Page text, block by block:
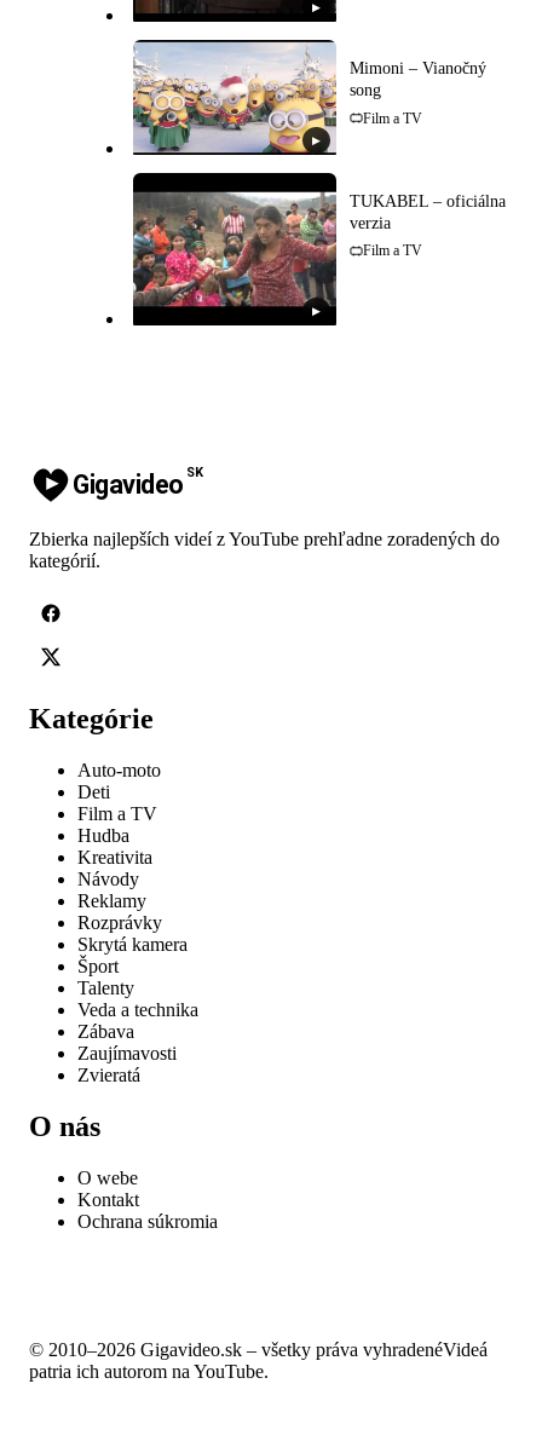
▶
▶
Mimoni – Vianočný
song
Film a TV
▶
TUKABEL – oficiálna
verzia
Film a TV
Gigavideo SK
Zbierka najlepších videí z YouTube prehľadne zoradených do
kategórií.
Kategórie
Auto-moto
Deti
Film a TV
Hudba
Kreativita
Návody
Reklamy
Rozprávky
Skrytá kamera
Šport
Talenty
Veda a technika
Zábava
Zaujímavosti
Zvieratá
O nás
O webe
Kontakt
Ochrana súkromia
© 2010–2026 Gigavideo.sk – všetky práva vyhradenéVideá
patria ich autorom na YouTube.